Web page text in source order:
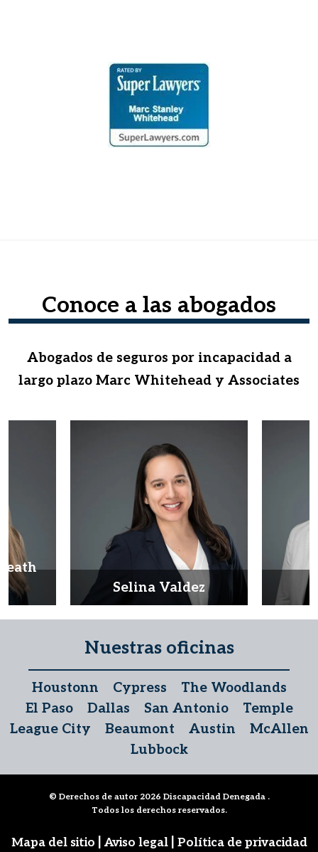
Selina Valdez
Conoce a las abogados
Abogados de seguros por incapacidad a
largo plazo Marc Whitehead y Associates
Nuestras oficinas
Houstonn Cypress
The Woodlands
El Paso
Dallas San Antonio
Temple
League City
Beaumont Austin
McAllen
Lubbock
© Derechos de autor 2026 Discapacidad Denegada .
Todos los derechos reservados.
Mapa del sitio Aviso legal Política de privacidad